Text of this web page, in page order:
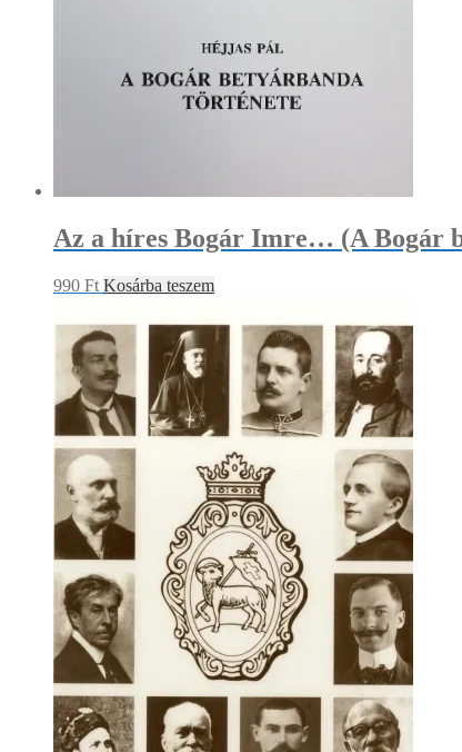
Az a híres Bogár Imre… (A Bogár
990 Ft Kosárba teszem